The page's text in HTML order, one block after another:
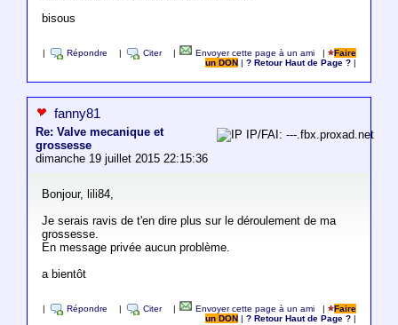
bisous
Répondre Citer Envoyer cette page à un ami |
Faire
un DON
|? Retour Haut de Page ?
fanny81
Re: Valve mecanique et
grossesse
dimanche 19 juillet 2015 22:15:36
IP/FAI: ---.fbx.proxad.net
Bonjour, lili84,
Je serais ravis de t'en dire plus sur le déroulement de ma
grossesse.
En message privée aucun problème.
a bientôt
Répondre Citer Envoyer cette page à un ami |
Faire
un DON
|? Retour Haut de Page ?